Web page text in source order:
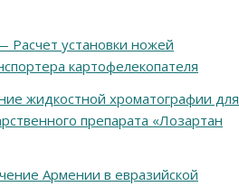
Расчет установки ножей
картофелекопателя
жидкостной хроматографии для
препарата «Лозартан
Армении в евразийской